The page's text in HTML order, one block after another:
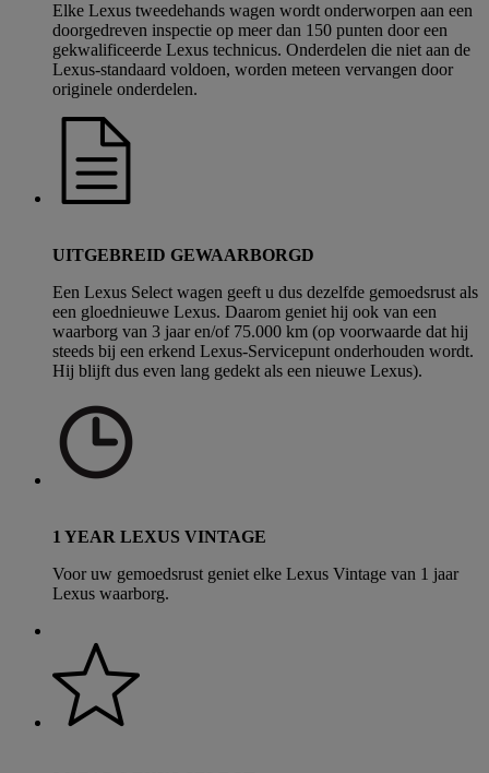
Elke Lexus tweedehands wagen wordt onderworpen aan een
doorgedreven inspectie op meer dan 150 punten door een
gekwalificeerde Lexus technicus. Onderdelen die niet aan de
Lexus-standaard voldoen, worden meteen vervangen door
originele onderdelen.
UITGEBREID GEWAARBORGD
Een Lexus Select wagen geeft u dus dezelfde gemoedsrust als
een gloednieuwe Lexus. Daarom geniet hij ook van een
waarborg van 3 jaar en/of 75.000 km (op voorwaarde dat hij
steeds bij een erkend Lexus-Servicepunt onderhouden wordt.
Hij blijft dus even lang gedekt als een nieuwe Lexus).
1 YEAR LEXUS VINTAGE
Voor uw gemoedsrust geniet elke Lexus Vintage van 1 jaar
Lexus waarborg.